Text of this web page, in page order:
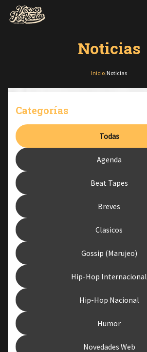
Noticias
Inicio Noticias
Categorías
Todas
Agenda
Beat Tapes
Breves
Clasicos
Gossip (Marujeo)
Hip-Hop Internacional
Hip-Hop Nacional
Humor
Novedades Web